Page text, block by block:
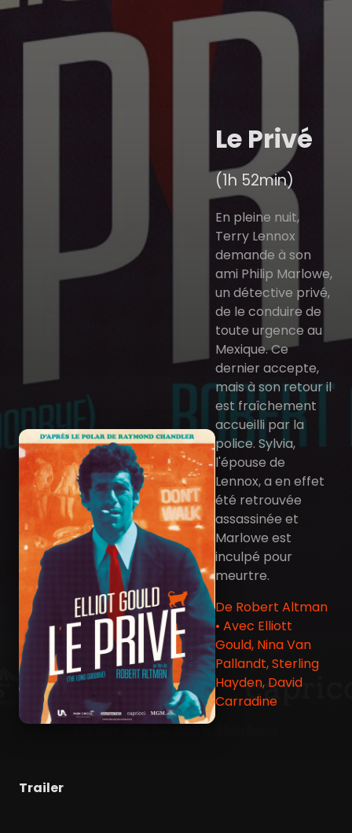
Le Privé
(1h 52min)
En pleine nuit,
Terry Lennox
demande à son
ami Philip Marlowe,
un détective privé,
de le conduire de
toute urgence au
Mexique. Ce
dernier accepte,
mais à son retour il
est fraîchement
accueilli par la
police. Sylvia,
l'épouse de
Lennox, a en effet
été retrouvée
assassinée et
Marlowe est
inculpé pour
meurtre.
De Robert Altman
• Avec Elliott
Gould, Nina Van
Pallandt, Sterling
Hayden, David
Carradine
Trailer